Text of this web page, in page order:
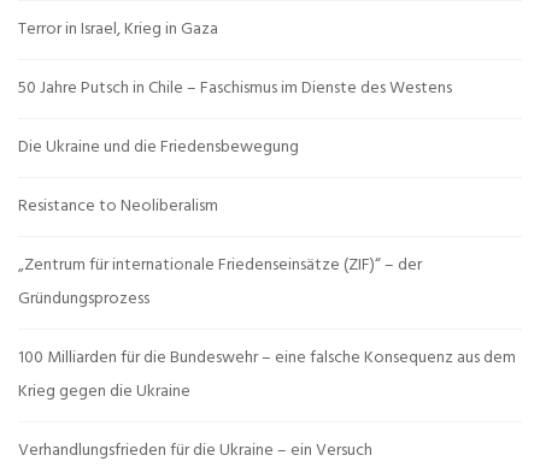
Terror in Israel, Krieg in Gaza
50 Jahre Putsch in Chile – Faschismus im Dienste des Westens
Die Ukraine und die Friedensbewegung
Resistance to Neoliberalism
„Zentrum für internationale Friedenseinsätze (ZIF)“ – der
Gründungsprozess
100 Milliarden für die Bundeswehr – eine falsche Konsequenz aus dem
Krieg gegen die Ukraine
Verhandlungsfrieden für die Ukraine – ein Versuch